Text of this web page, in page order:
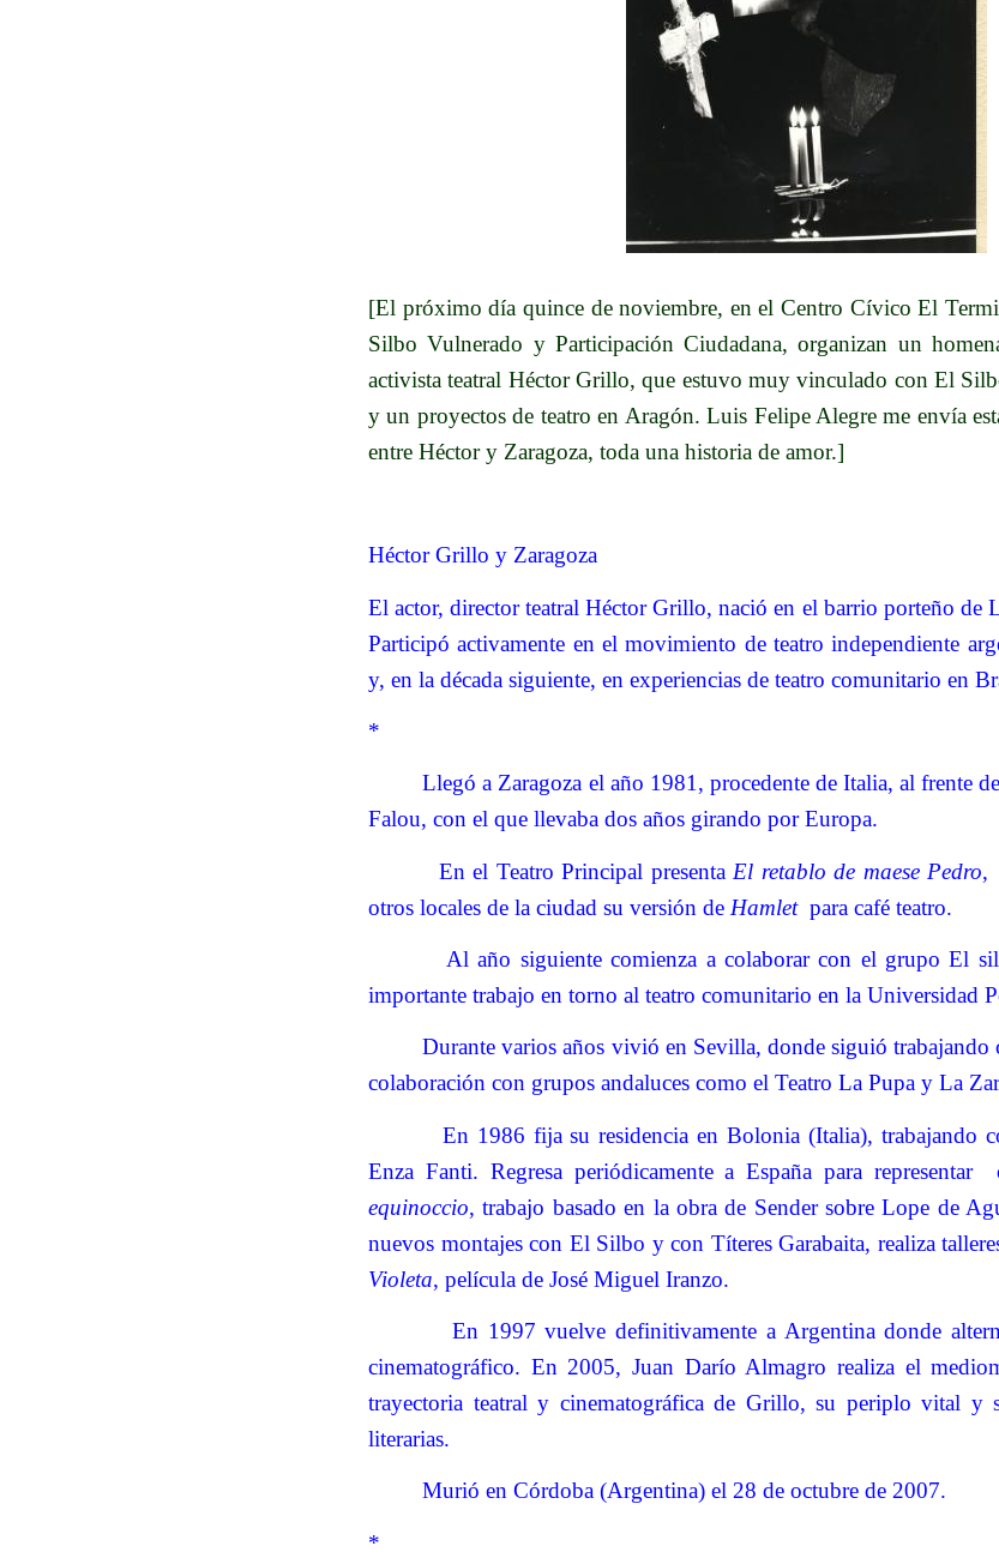
[El próximo día quince de noviembre, en el Centro Cívico El
Silbo Vulnerado y Participación Ciudadana, organizan un
activista teatral Héctor Grillo, que estuvo muy vinculado con El
y un proyectos de teatro en Aragón. Luis Felipe Alegre me envía
entre Héctor y Zaragoza, toda una historia de amor.]
Héctor Grillo y Zaragoza
El actor, director teatral Héctor Grillo, nació en el barrio porteño de
Participó activamente en el movimiento de teatro independiente
y, en la década siguiente, en experiencias de teatro comunitario en
*
Llegó a Zaragoza el año 1981, procedente de Italia, al frente
Falou, con el que llevaba dos años girando por Europa.
En el Teatro Principal presenta El retablo de maese Pedro,
otros locales de la ciudad su versión de Hamlet para café teatro.
Al año siguiente comienza a colaborar con el grupo El
importante trabajo en torno al teatro comunitario en la Universidad
Durante varios años vivió en Sevilla, donde siguió
colaboración con grupos andaluces como el Teatro La Pupa y La
En 1986 fija su residencia en Bolonia (Italia), trabajando
Enza Fanti. Regresa periódicamente a España para representar
equinoccio, trabajo basado en la obra de Sender sobre Lope de
nuevos montajes con El Silbo y con Títeres Garabaita, realiza
Violeta, película de José Miguel Iranzo.
En 1997 vuelve definitivamente a Argentina donde
cinematográfico. En 2005, Juan Darío Almagro realiza el
trayectoria teatral y cinematográfica de Grillo, su periplo vital y
literarias.
Murió en Córdoba (Argentina) el 28 de octubre de 2007.
*